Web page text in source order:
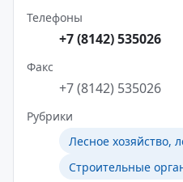
Телефоны
+7 (8142) 535026
Факс
+7 (8142) 535026
Рубрики
Лесное хозяйство,
Строительные